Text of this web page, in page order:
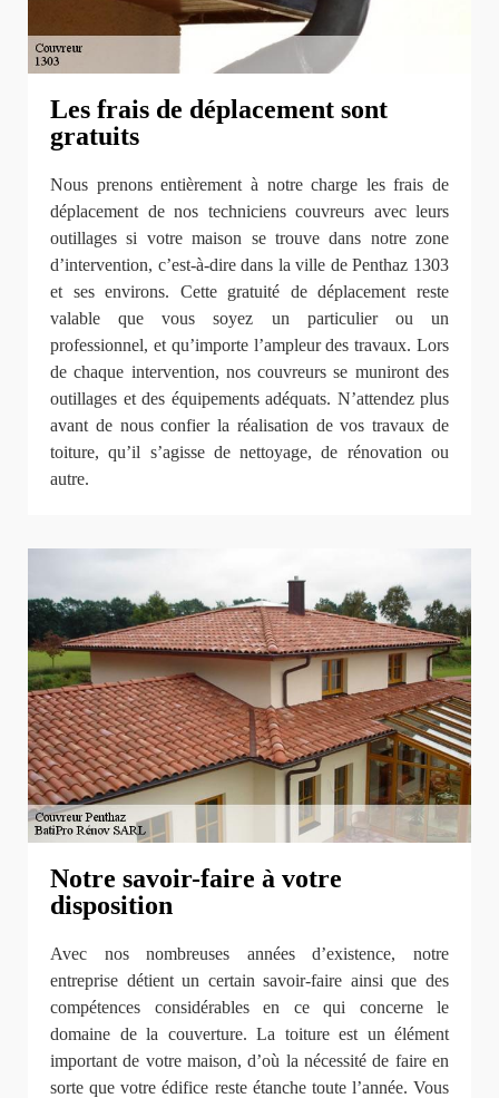
Les frais de déplacement sont
gratuits
Nous prenons entièrement à notre charge les frais de
déplacement de nos techniciens couvreurs avec leurs
outillages si votre maison se trouve dans notre zone
d’intervention, c’est-à-dire dans la ville de Penthaz 1303
et ses environs. Cette gratuité de déplacement reste
valable que vous soyez un particulier ou un
professionnel, et qu’importe l’ampleur des travaux. Lors
de chaque intervention, nos couvreurs se muniront des
outillages et des équipements adéquats. N’attendez plus
avant de nous confier la réalisation de vos travaux de
toiture, qu’il s’agisse de nettoyage, de rénovation ou
autre.
Notre savoir-faire à votre
disposition
Avec nos nombreuses années d’existence, notre
entreprise détient un certain savoir-faire ainsi que des
compétences considérables en ce qui concerne le
domaine de la couverture. La toiture est un élément
important de votre maison, d’où la nécessité de faire en
sorte que votre édifice reste étanche toute l’année. Vous